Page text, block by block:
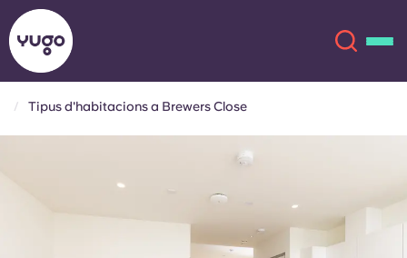
English (US)
Tipus d'habitacions a Brewers Close